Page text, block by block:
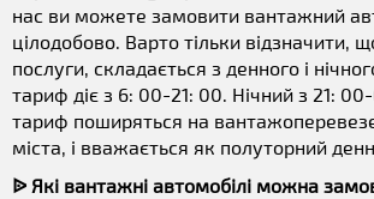
нас ви можете замовити вантажний
цілодобово. Варто тільки відзначити,
послуги, складається з денного і
тариф діє з 6: 00-21: 00. Нічний з 21:
тариф поширяться на
міста, і вважається як полуторний
ᐉ Які вантажні автомобілі можна